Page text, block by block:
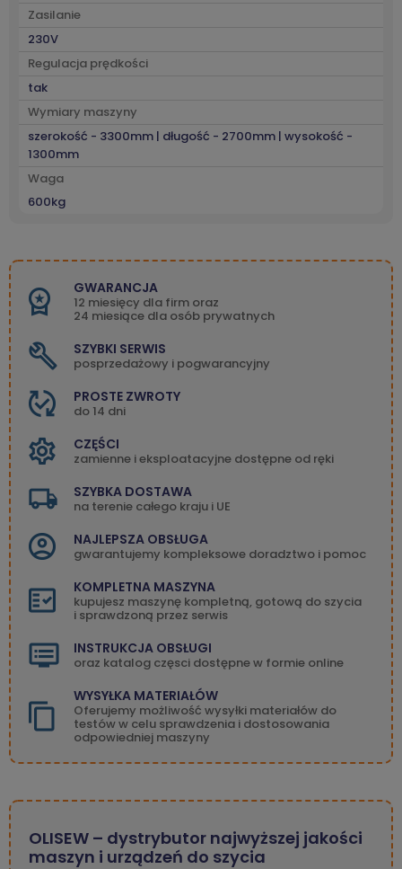
Zasilanie
230V
Regulacja prędkości
tak
Wymiary maszyny
szerokość - 3300mm | długość - 2700mm | wysokość -
1300mm
Waga
600kg
GWARANCJA
12 miesięcy dla firm oraz
24 miesiące dla osób prywatnych
SZYBKI SERWIS
posprzedażowy i pogwarancyjny
PROSTE ZWROTY
do 14 dni
CZĘŚCI
zamienne i eksploatacyjne dostępne od ręki
SZYBKA DOSTAWA
na terenie całego kraju i UE
NAJLEPSZA OBSŁUGA
gwarantujemy kompleksowe doradztwo i pomoc
KOMPLETNA MASZYNA
kupujesz maszynę kompletną, gotową do szycia
i sprawdzoną przez serwis
INSTRUKCJA OBSŁUGI
oraz katalog częsci dostępne w formie online
WYSYŁKA MATERIAŁÓW
Oferujemy możliwość wysyłki materiałów do
testów w celu sprawdzenia i dostosowania
odpowiedniej maszyny
OLISEW – dystrybutor najwyższej jakości
maszyn i urządzeń do szycia